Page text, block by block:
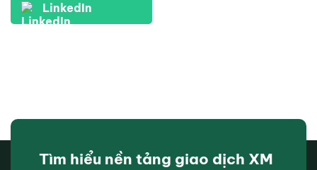
LinkedIn
Tìm hiểu nền tảng giao dịch XM